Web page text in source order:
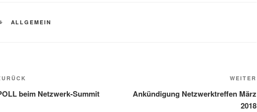
KATEGORIEN
ALLGEMEIN
beim Netzwerk-Summit
WEITER
Ankündigung Netzwerktreffen März
2018